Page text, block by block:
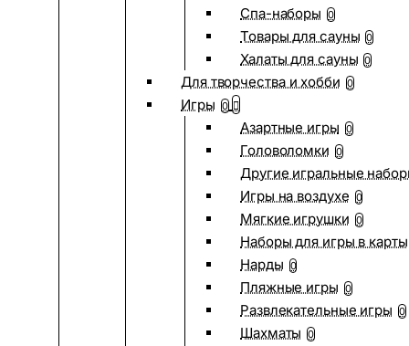
Спа-наборы 0
Товары для сауны 0
Халаты для сауны 0
Для творчества и хобби 0
Игры 0
Азартные игры 0
Головоломки 0
Другие игральные
Игры на воздухе 0
Мягкие игрушки 0
Наборы для игры в карты
Нарды 0
Пляжные игры 0
Развлекательные игры 0
Шахматы 0